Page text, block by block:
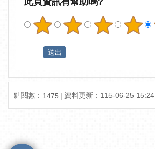
點閱數： 1475 資料更新： 115-06-25 15:24